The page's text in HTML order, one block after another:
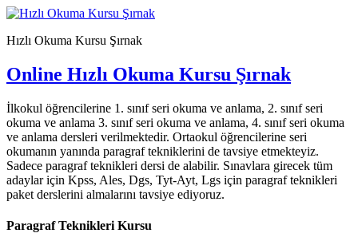
Hızlı Okuma Kursu Şırnak
Online Hızlı Okuma Kursu Şırnak
İlkokul öğrencilerine 1. sınıf seri okuma ve anlama, 2. sınıf seri
okuma ve anlama 3. sınıf seri okuma ve anlama, 4. sınıf seri okuma
ve anlama dersleri verilmektedir. Ortaokul öğrencilerine seri
okumanın yanında paragraf tekniklerini de tavsiye etmekteyiz.
Sadece paragraf teknikleri dersi de alabilir. Sınavlara girecek tüm
adaylar için Kpss, Ales, Dgs, Tyt-Ayt, Lgs için paragraf teknikleri
paket derslerini almalarını tavsiye ediyoruz.
Paragraf Teknikleri Kursu